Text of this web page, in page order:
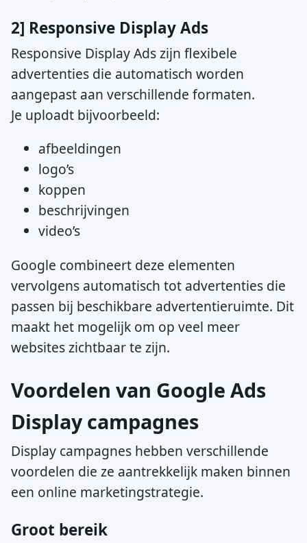
2] Responsive Display Ads
Responsive Display Ads zijn flexibele
advertenties die automatisch worden
aangepast aan verschillende formaten.
Je uploadt bijvoorbeeld:
afbeeldingen
logo’s
koppen
beschrijvingen
video’s
Google combineert deze elementen
vervolgens automatisch tot advertenties die
passen bij beschikbare advertentieruimte. Dit
maakt het mogelijk om op veel meer
websites zichtbaar te zijn.
Voordelen van Google Ads
Display campagnes
Display campagnes hebben verschillende
voordelen die ze aantrekkelijk maken binnen
een online marketingstrategie.
Groot bereik